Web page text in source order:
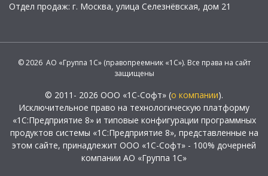
Отдел продаж: г. Москва, улица Селезнёвская, дом 21
© 2026 АО «Группа 1С» (правопреемник «1С»). Все права на сайт
защищены
© 2011- 2026 ООО «1С-Софт» (о компании).
Исключительное право на технологическую платформу
«1С:Предприятие 8» и типовые конфигурации программных
продуктов системы «1С:Предприятие 8», представленные на
этом сайте, принадлежит ООО «1С-Софт» - 100% дочерней
компании АО «Группа 1С»